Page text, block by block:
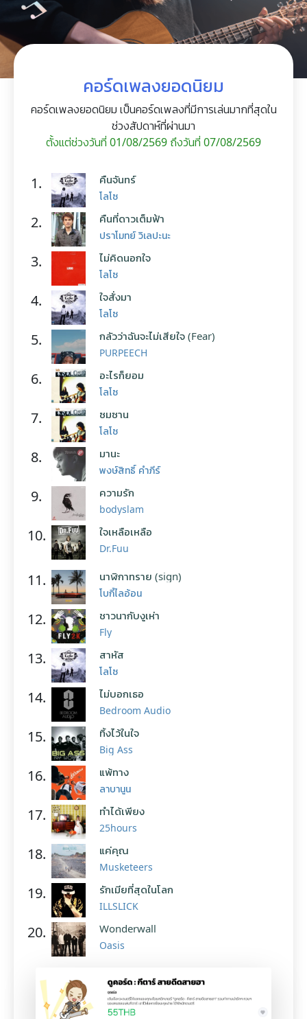
คอร์ดเพลงยอดนิยม
คอร์ดเพลงยอดนิยม เป็นคอร์ดเพลงที่มีการเล่นมากที่สุดใน
ช่วงสัปดาห์ที่ผ่านมา
ตั้งแต่ช่วงวันที่ 01/08/2569 ถึงวันที่ 07/08/2569
1. คืนจันทร์
โลโซ
2. คืนที่ดาวเต็มฟ้า
ปราโมทย์ วิเลปะนะ
3. ไม่คิดนอกใจ
โลโซ
4. ใจสั่งมา
โลโซ
5. กลัวว่าฉันจะไม่เสียใจ (Fear)
PURPEECH
6. อะไรก็ยอม
โลโซ
7. ซมซาน
โลโซ
8. มานะ
พงษ์สิทธิ์ คำภีร์
9. ความรัก
bodyslam
10. ใจเหลือเหลือ
Dr.Fuu
11. นาฬิกาทราย (sign)
โบกี้ไลอ้อน
12. ชาวนากับงูเห่า
Fly
13. สาหัส
โลโซ
14. ไม่บอกเธอ
Bedroom Audio
15. ทิ้งไว้ในใจ
Big Ass
16. แพ้ทาง
ลาบานูน
17. ทำได้เพียง
25hours
18. แค่คุณ
Musketeers
19. รักเมียที่สุดในโลก
ILLSLICK
20. Wonderwall
Oasis